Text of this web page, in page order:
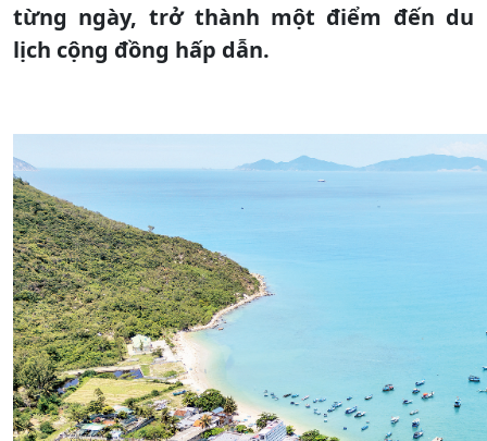
từng ngày, trở thành một điểm đến du
lịch cộng đồng hấp dẫn.